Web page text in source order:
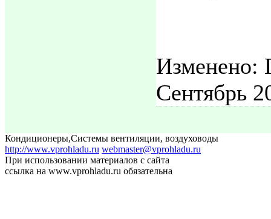
Изменено:
Сентябрь
Кондиционеры,Системы вентиляции, воздуховоды
http://www.vprohladu.ru webmaster@vprohladu.ru
При использовании материалов с сайта
ссылка на www.vprohladu.ru обязательна